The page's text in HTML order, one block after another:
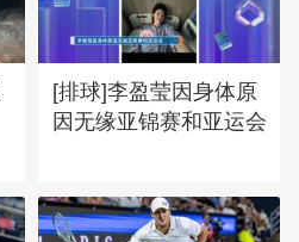
[排球]李盈莹因身体原
因无缘亚锦赛和亚运会